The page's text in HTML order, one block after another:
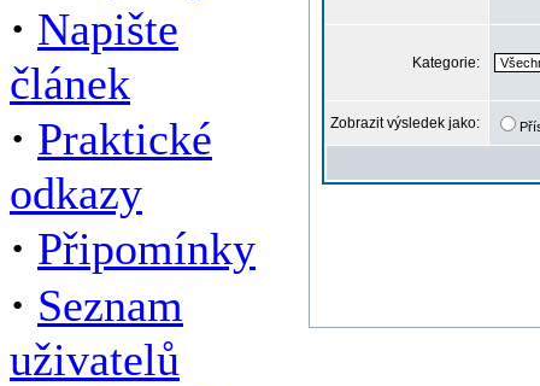
· Napište
článek
· Praktické
odkazy
· Připomínky
· Seznam
uživatelů
Kategorie:
Zobrazit výsledek jako: